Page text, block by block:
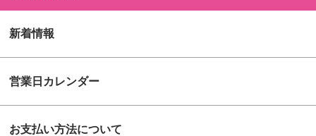
新着情報
営業日カレンダー
お支払い方法について